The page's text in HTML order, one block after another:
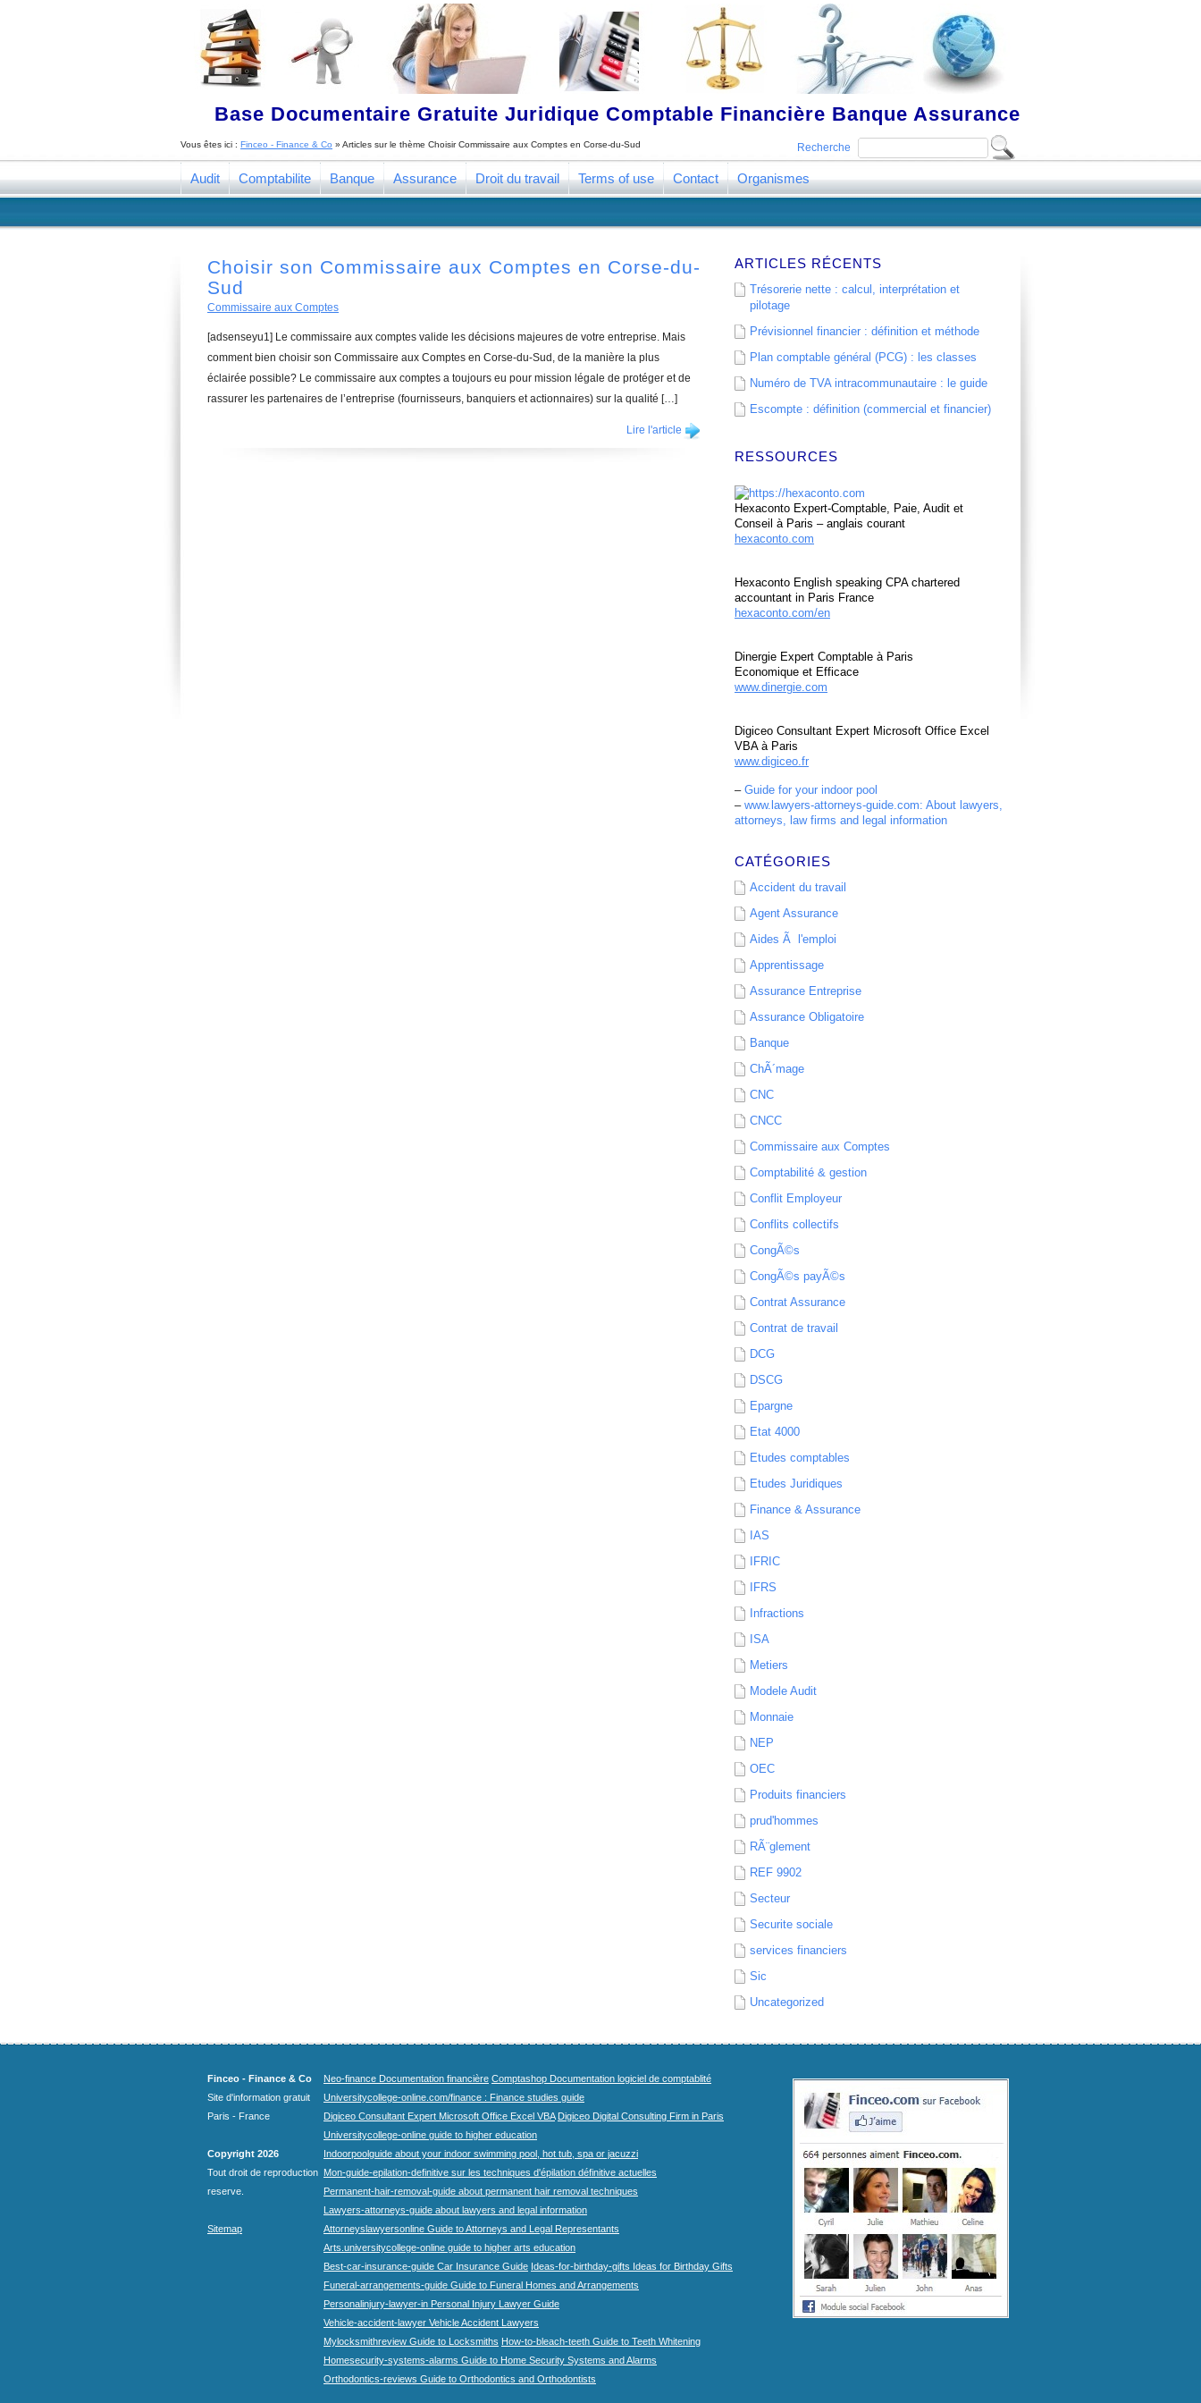
Base Documentaire Gratuite Juridique Comptable Financière Banque Assurance
Recherche
Vous êtes ici : Finceo - Finance & Co » Articles sur le thème Choisir Commissaire aux Comptes en Corse-du-Sud
Audit Comptabilite Banque Assurance Droit du travail Terms of use Contact Organismes
Choisir son Commissaire aux Comptes en Corse-du-
Sud
Commissaire aux Comptes
[adsenseyu1] Le commissaire aux comptes valide les décisions majeures de votre entreprise. Mais
comment bien choisir son Commissaire aux Comptes en Corse-du-Sud, de la manière la plus
éclairée possible? Le commissaire aux comptes a toujours eu pour mission légale de protéger et de
rassurer les partenaires de l’entreprise (fournisseurs, banquiers et actionnaires) sur la qualité […]
Lire l'article
ARTICLES RÉCENTS
Trésorerie nette : calcul, interprétation et
pilotage
Prévisionnel financier : définition et méthode
Plan comptable général (PCG) : les classes
Numéro de TVA intracommunautaire : le guide
Escompte : définition (commercial et financier)
RESSOURCES
Hexaconto Expert-Comptable, Paie, Audit et
Conseil à Paris – anglais courant
hexaconto.com
Hexaconto English speaking CPA chartered
accountant in Paris France
hexaconto.com/en
Dinergie Expert Comptable à Paris
Economique et Efficace
www.dinergie.com
Digiceo Consultant Expert Microsoft Office Excel
VBA à Paris
www.digiceo.fr
– Guide for your indoor pool
– www.lawyers-attorneys-guide.com: About lawyers,
attorneys, law firms and legal information
CATÉGORIES
Accident du travail
Agent Assurance
Aides Ã l'emploi
Apprentissage
Assurance Entreprise
Assurance Obligatoire
Banque
ChÃ´mage
CNC
CNCC
Commissaire aux Comptes
Comptabilité & gestion
Conflit Employeur
Conflits collectifs
CongÃ©s
CongÃ©s payÃ©s
Contrat Assurance
Contrat de travail
DCG
DSCG
Epargne
Etat 4000
Etudes comptables
Etudes Juridiques
Finance & Assurance
IAS
IFRIC
IFRS
Infractions
ISA
Metiers
Modele Audit
Monnaie
NEP
OEC
Produits financiers
prud'hommes
RÃ¨glement
REF 9902
Secteur
Securite sociale
services financiers
Sic
Uncategorized
Finceo - Finance & Co
Site d'information gratuit
Paris - France
Copyright 2026
Tout droit de reproduction
reserve.
Sitemap
Neo-finance Documentation financière Comptashop Documentation logiciel de comptablité
Universitycollege-online.com/finance : Finance studies guide
Digiceo Consultant Expert Microsoft Office Excel VBA Digiceo Digital Consulting Firm in Paris
Universitycollege-online guide to higher education
Indoorpoolguide about your indoor swimming pool, hot tub, spa or jacuzzi
Mon-guide-epilation-definitive sur les techniques d'épilation définitive actuelles
Permanent-hair-removal-guide about permanent hair removal techniques
Lawyers-attorneys-guide about lawyers and legal information
Attorneyslawyersonline Guide to Attorneys and Legal Representants
Arts.universitycollege-online guide to higher arts education
Best-car-insurance-guide Car Insurance Guide Ideas-for-birthday-gifts Ideas for Birthday Gifts
Funeral-arrangements-guide Guide to Funeral Homes and Arrangements
Personalinjury-lawyer-in Personal Injury Lawyer Guide
Vehicle-accident-lawyer Vehicle Accident Lawyers
Mylocksmithreview Guide to Locksmiths How-to-bleach-teeth Guide to Teeth Whitening
Homesecurity-systems-alarms Guide to Home Security Systems and Alarms
Orthodontics-reviews Guide to Orthodontics and Orthodontists